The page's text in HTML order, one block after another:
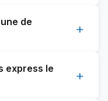
de
+
express le
+